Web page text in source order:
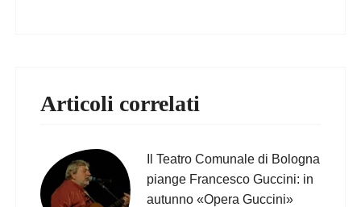
Articoli correlati
Il Teatro Comunale di Bologna
piange Francesco Guccini: in
autunno «Opera Guccini»